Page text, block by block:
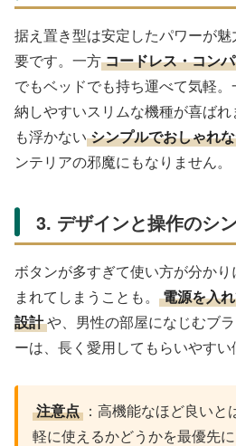
据え置き型は安定したパワーが
要です。一方コードレス・コン
でもベッドでも持ち運べて気軽
納しやすいスリムな機種が喜ば
も浮かない シンプルでおしゃれ
ンテリアの邪魔にもなりません。
3. デザインと操作のシ
ボタンが多すぎて使い方が分か
まれてしまうことも。
電源を入
設計や、男性の部屋になじむブ
ーは、長く愛用してもらいやすい
注意点 ：高機能なほど良い
軽に使えるかどうかを最優先